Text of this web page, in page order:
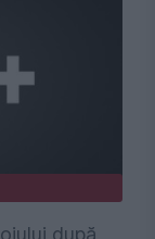
după